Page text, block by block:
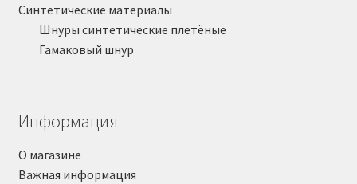
Синтетические материалы
Шнуры синтетические плетёные
Гамаковый шнур
Информация
О магазине
Важная информация